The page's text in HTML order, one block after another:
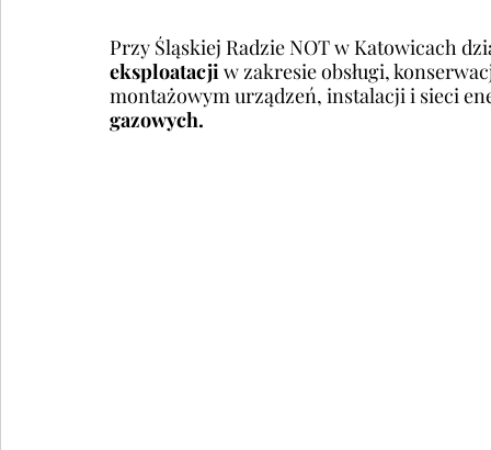
Przy Śląskiej Radzie NOT w Katowicach
eksploatacji w zakresie obsługi,
montażowym urządzeń, instalacji i sieci
gazowych.